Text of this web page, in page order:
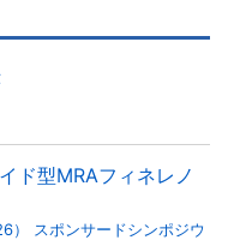
ド型MRAフィネレノ
） スポンサードシンポジウ